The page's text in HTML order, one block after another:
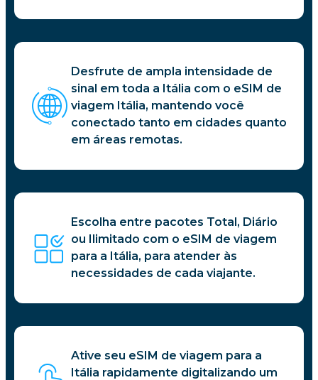
Desfrute de ampla intensidade de
sinal em toda a Itália com o eSIM de
viagem Itália, mantendo você
conectado tanto em cidades quanto
em áreas remotas.
Escolha entre pacotes Total, Diário
ou Ilimitado com o eSIM de viagem
para a Itália, para atender às
necessidades de cada viajante.
Ative seu eSIM de viagem para a
Itália rapidamente digitalizando um